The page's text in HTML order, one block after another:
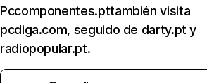
Pccomponentes.pttambién visita
pcdiga.com, seguido de darty.pt y
radiopopular.pt.